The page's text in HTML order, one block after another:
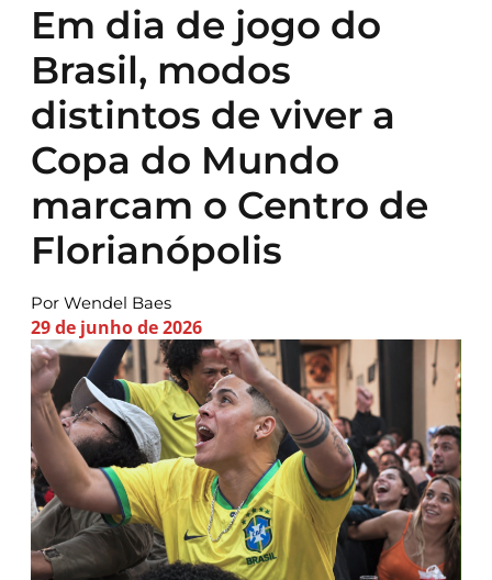
Em dia de jogo do
Brasil, modos
distintos de viver a
Copa do Mundo
marcam o Centro de
Florianópolis
Por Wendel Baes
29 de junho de 2026